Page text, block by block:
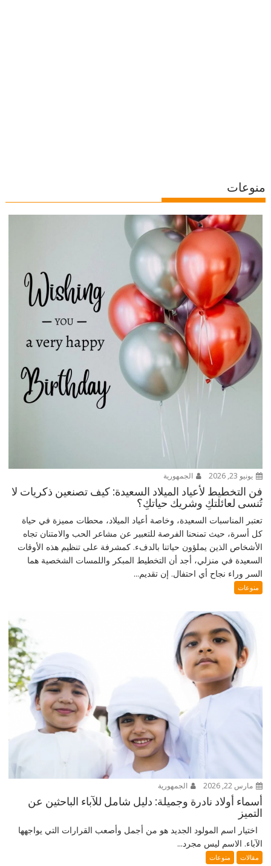
منوعات
يونيو 23, 2026 الجمهورية
فن التخطيط لأعياد الميلاد السعيدة: كيف تصنعين ذكريات لا
تُنسى لعائلتكِ وشريك حياتكِ؟
تعتبر المناسبات السعيدة، وخاصة أعياد الميلاد، محطات مميزة في حياة
كل أسرة، حيث تمنحنا الفرصة للتعبير عن مشاعر الحب والامتنان تجاه
الأشخاص الذين يملؤون حياتنا بالدفء. كمشرفة على تنظيم هذه الأوقات
السعيدة في منزلي، أجد أن التخطيط المبكر واللمسات الشخصية هما
السر وراء نجاح أي احتفال. إن تقديم...
منوعات
مارس 22, 2026 الجمهورية
أسماء أولاد نادرة وجميلة: دليل شامل للآباء الباحثين عن
التميز
اختيار اسم المولود الجديد هو من أجمل وأصعب القرارات التي يواجهها
الآباء. الاسم ليس مجرد...
مقالات منوعات